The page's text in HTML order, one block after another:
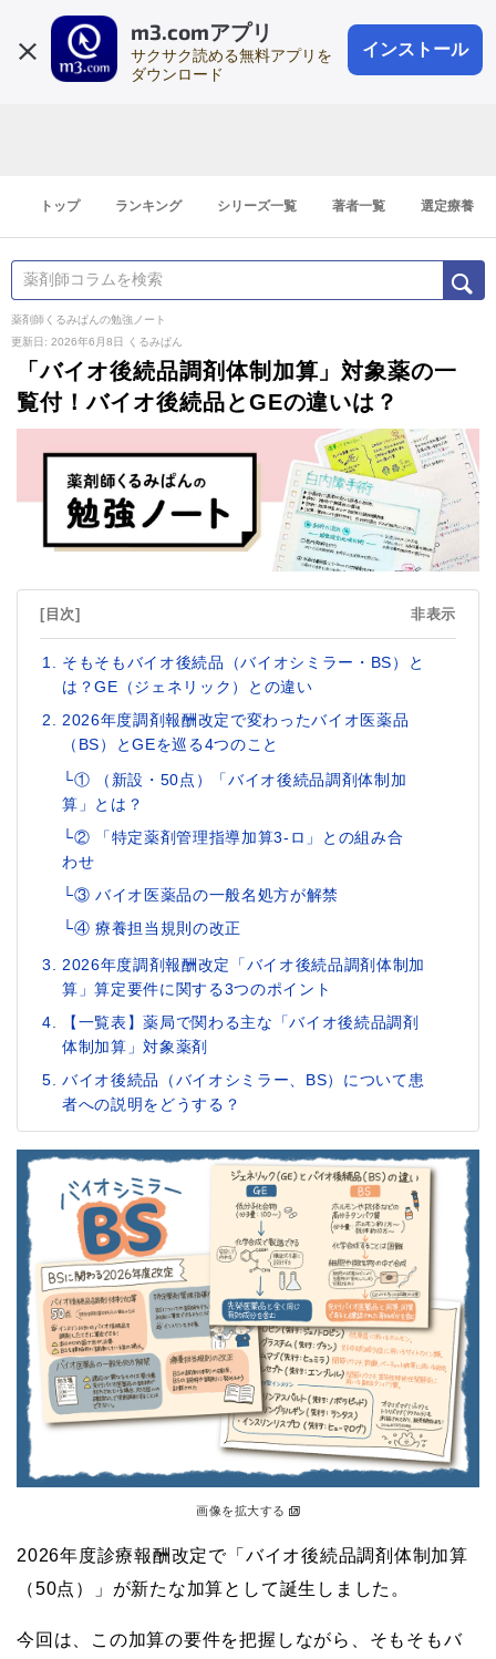
m3.comアプリ
サクサク読める無料アプリを
ダウンロード
インストール
会員登録
登録1分
トップ ランキング シリーズ一覧 著者一覧 選定療養
薬剤師くるみぱんの勉強ノート
更新日: 2026年6月8日
くるみぱん
「バイオ後続品調剤体制加算」対象薬の一
覧付！バイオ後続品とGEの違いは？
[目次] 非表示
そもそもバイオ後続品（バイオシミラー・BS）と
は？GE（ジェネリック）との違い
2026年度調剤報酬改定で変わったバイオ医薬品
（BS）とGEを巡る4つのこと
└① （新設・50点）「バイオ後続品調剤体制加
算」とは？
└② 「特定薬剤管理指導加算3-ロ」との組み合
わせ
└③ バイオ医薬品の一般名処方が解禁
└④ 療養担当規則の改正
2026年度調剤報酬改定「バイオ後続品調剤体制加
算」算定要件に関する3つのポイント
【一覧表】薬局で関わる主な「バイオ後続品調剤
体制加算」対象薬剤
バイオ後続品（バイオシミラー、BS）について患
者への説明をどうする？
画像を拡大する
2026年度診療報酬改定で「バイオ後続品調剤体制加算
（50点）」が新たな加算として誕生しました。
今回は、この加算の要件を把握しながら、そもそもバ